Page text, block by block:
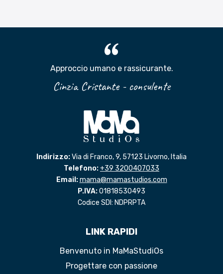
Approccio umano e rassicurante.
Cinzia Cristante - consulente
Indirizzo:Via di Franco, 9, 57123 Livorno, Italia
Telefono:+39 3200407033
Email: mama@mamastudios.com
P.IVA:01818530493
Codice SDI: NDPRPTA
LINK RAPIDI
Benvenuto in MaMaStudiOs
Progettare con passione